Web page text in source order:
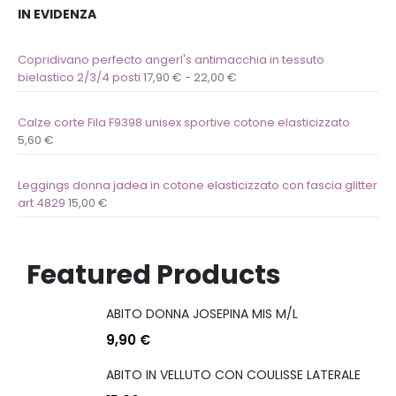
IN EVIDENZA
Copridivano perfecto angerl's antimacchia in tessuto
bielastico 2/3/4 posti 17,90 € - 22,00 €
Calze corte Fila F9398 unisex sportive cotone elasticizzato
5,60 €
Leggings donna jadea in cotone elasticizzato con fascia glitter
art 4829 15,00 €
Featured Products
ABITO DONNA JOSEPINA MIS M/L
9,90 €
ABITO IN VELLUTO CON COULISSE LATERALE